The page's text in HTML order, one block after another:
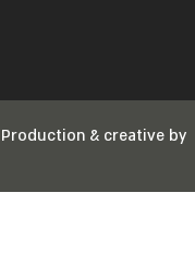
Production & creative by